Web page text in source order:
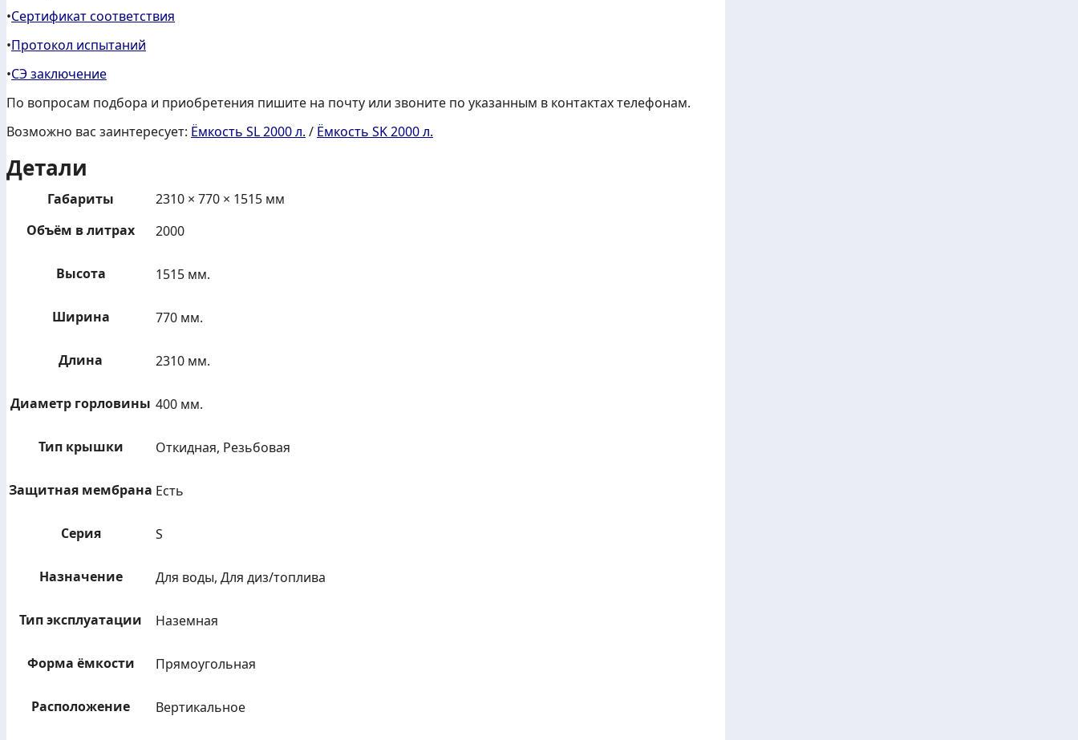
•Сертификат соответствия
•Протокол испытаний
•СЭ заключение
По вопросам подбора и приобретения пишите на почту или звоните по указанным в контактах телефонам.
Возможно вас заинтересует: Ёмкость SL 2000 л. / Ёмкость SK 2000 л.
Детали
Габариты
2310 × 770 × 1515 мм
Объём в литрах
2000
Высота 1515 мм.
Ширина 770 мм.
Длина 2310 мм.
Диаметр горловины 400 мм.
Тип крышки Откидная, Резьбовая
Защитная мембрана Есть
Серия S
Назначение Для воды, Для диз/топлива
Тип эксплуатации Наземная
Форма ёмкости Прямоугольная
Расположение Вертикальное